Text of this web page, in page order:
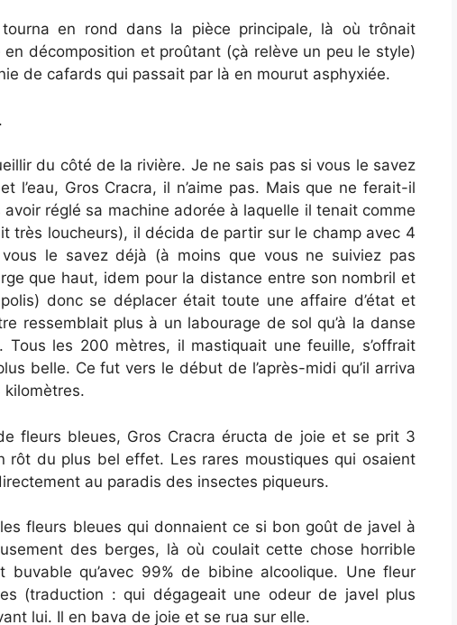
en rond dans la pièce principale, là où trônait
en décomposition et proûtant (çà relève un peu le style)
de cafards qui passait par là en mourut asphyxiée.
du côté de la rivière. Je ne sais pas si vous le savez
l’eau, Gros Cracra, il n’aime pas. Mais que ne ferait-il
réglé sa machine adorée à laquelle il tenait comme
très loucheurs), il décida de partir sur le champ avec 4
le savez déjà (à moins que vous ne suiviez pas
que haut, idem pour la distance entre son nombril et
donc se déplacer était toute une affaire d’état et
ressemblait plus à un labourage de sol qu’à la danse
Tous les 200 mètres, il mastiquait une feuille, s’offrait
belle. Ce fut vers le début de l’après-midi qu’il arriva
fleurs bleues, Gros Cracra éructa de joie et se prit 3
rôt du plus bel effet. Les rares moustiques qui osaient
au paradis des insectes piqueurs.
fleurs bleues qui donnaient ce si bon goût de javel à
des berges, là où coulait cette chose horrible
buvable qu’avec 99% de bibine alcoolique. Une fleur
(traduction : qui dégageait une odeur de javel plus
lui. Il en bava de joie et se rua sur elle.